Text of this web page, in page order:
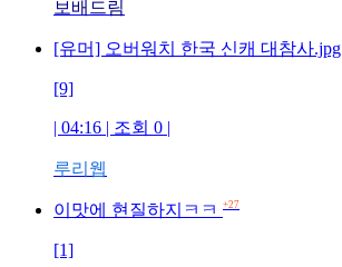
보배드림
[유머] 오버워치 한국 신캐 대참사.jpg
[9]
| 04:16 | 조회 0 |
루리웹
이맛에 현질하지ㅋㅋ +27
[1]